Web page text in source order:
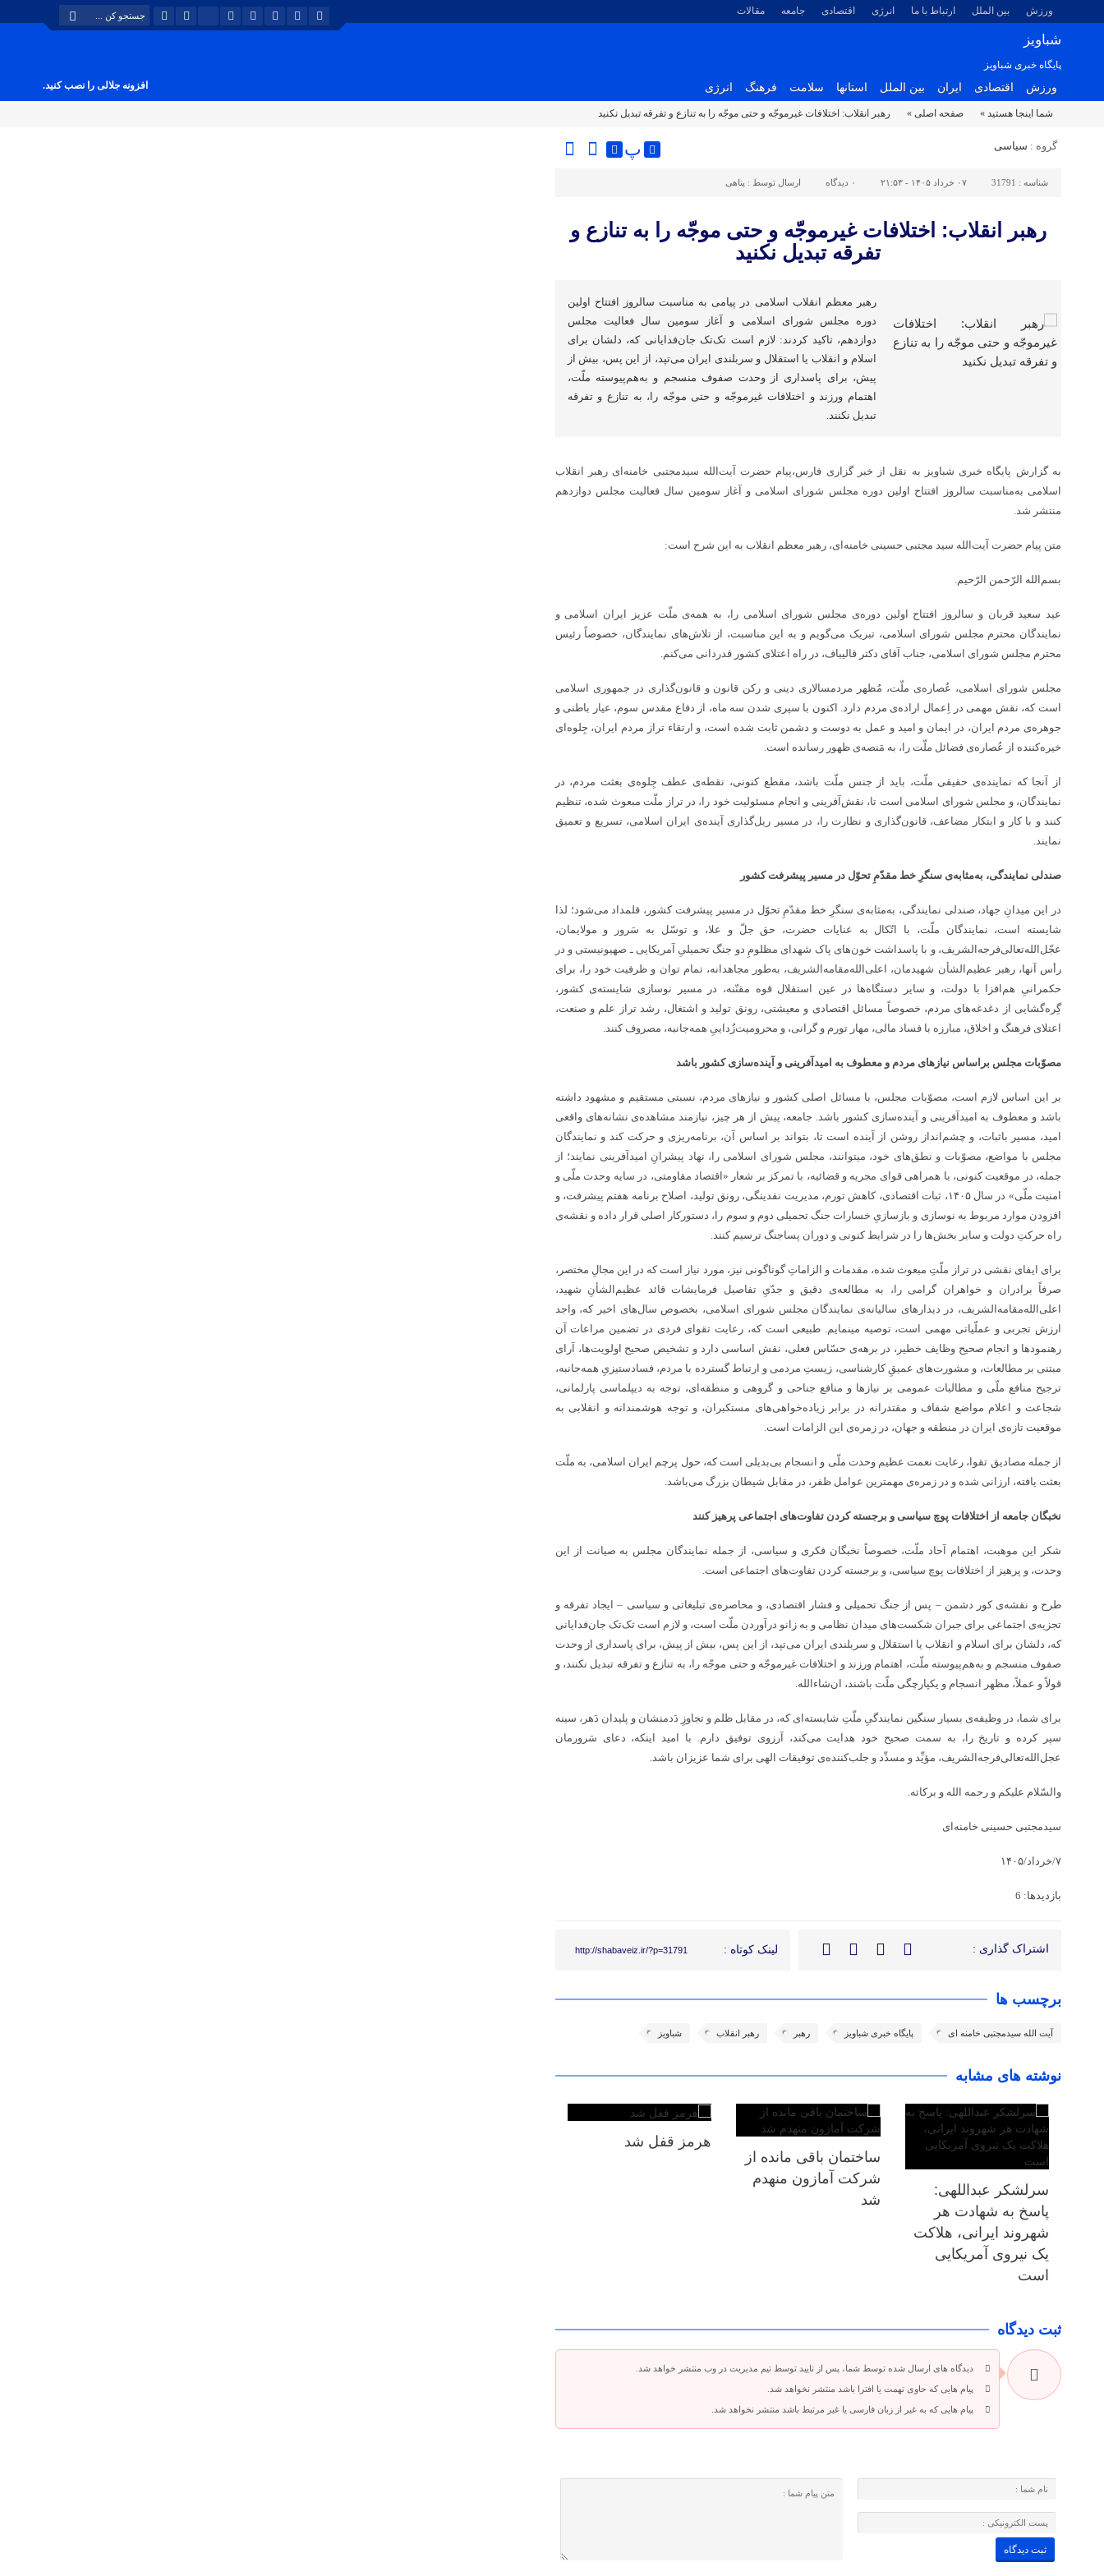
ورزش بین الملل ارتباط با ما انرژی اقتصادی جامعه مقالات
شباویز
پایگاه خبری شباویز
ورزش اقتصادی ایران بین الملل استانها سلامت فرهنگ انرژی افزونه جلالی را نصب کنید.
شما اینجا هستید » صفحه اصلی » رهبر انقلاب: اختلافات غیرموجّه و حتی موجّه را به تنازع و تفرقه تبدیل نکنید
گروه : سیاسی پ
شناسه : 31791 ۰۷ خرداد ۱۴۰۵ - ۲۱:۵۳ ۰ دیدگاه ارسال توسط : پناهی
رهبر انقلاب: اختلافات غیرموجّه و حتی موجّه را به تنازع و
تفرقه تبدیل نکنید
رهبر معظم انقلاب اسلامی در پیامی به مناسبت سالروز افتتاح اولین
دوره مجلس شورای اسلامی و آغاز سومین سال فعالیت مجلس
دوازدهم، تاکید کردند: لازم است تک‌تک جان‌فدایانی که، دلشان برای
اسلام و انقلاب یا استقلال و سربلندی ایران می‌تپد، از این پس، بیش از
پیش، برای پاسداری از وحدت صفوف منسجم و به‌هم‌پیوسته ملّت،
اهتمام ورزند و اختلافات غیرموجّه و حتی موجّه را، به تنازع و تفرقه
تبدیل نکنند.
به گزارش پایگاه خبری شباویز به نقل از خبر گزاری فارس،پیام حضرت آیت‌الله سیدمجتبی خامنه‌ای رهبر انقلاب
اسلامی به‌مناسبت سالروز افتتاح اولین دوره مجلس شورای اسلامی و آغاز سومین سال فعالیت مجلس دوازدهم
منتشر شد.
متن پیام حضرت آیت‌الله سید مجتبی حسینی خامنه‌ای، رهبر معظم انقلاب به این شرح است:
بسم‌الله الرّحمن الرّحیم.
عید سعید قربان و سالروز افتتاح اولین دوره‌ی مجلس شورای اسلامی را، به همه‌ی ملّت عزیز ایران اسلامی و
نمایندگان محترم مجلس شورای اسلامی، تبریک می‌گویم و به این مناسبت، از تلاش‌های نمایندگان، خصوصاً رئیس
محترم مجلس شورای اسلامی، جناب آقای دکتر قالیباف، در راه اعتلای کشور قدردانی می‌کنم.
مجلس شورای اسلامی، عُصاره‌ی ملّت، مُظهر مردمسالاری دینی و رکن قانون و قانون‌گذاری در جمهوری اسلامی
است که، نقش مهمی در اِعمال اراده‌ی مردم دارد. اکنون با سپری شدن سه ماه، از دفاع مقدس سوم، عیار باطنی و
جوهره‌ی مردم ایران، در ایمان و امید و عمل به دوست و دشمن ثابت شده است، و ارتقاء تراز مردم ایران، جِلوه‌ای
خیره‌کننده از عُصاره‌ی فضائل ملّت را، به مَنصه‌ی ظهور رسانده است.
از آنجا که نماینده‌ی حقیقی ملّت، باید از جنس ملّت باشد، مقطع کنونی، نقطه‌ی عطف جِلوه‌ی بعثت مردم، در
نمایندگان، و مجلس شورای اسلامی است تا، نقش‌آفرینی و انجام مسئولیت خود را، در تراز ملّت مبعوث شده، تنظیم
کنند و با کار و ابتکار مضاعف، قانون‌گذاری و نظارت را، در مسیر ریل‌گذاری آینده‌ی ایران اسلامی، تسریع و تعمیق
نمایند.
صندلی نمایندگی، به‌مثابه‌ی سنگرِ خط مقدّمِ تحوّل در مسیر پیشرفت کشور
در این میدانِ جهاد، صندلی نمایندگی، به‌مثابه‌ی سنگرِ خط مقدّمِ تحوّل در مسیر پیشرفت کشور، قلمداد می‌شود؛ لذا
شایسته است، نمایندگان ملّت، با اتّکال به عنایات حضرت، حق جلّ و علا، و توسّل به سَرور و مولایمان،
عجّل‌ا‌لله‌تعالی‌فرجه‌الشریف، و با پاسداشت خون‌های پاک شهدای مظلومِ دو جنگ تحمیلیِ آمریکایی ـ صهیونیستی و در
رأس آنها، رهبر عظیم‌الشأن شهیدمان، اعلی‌الله‌مقامه‌الشریف، به‌طور مجاهدانه، تمام توان و ظرفیت خود را، برای
حکمرانیِ هم‌افزا با دولت، و سایر دستگاه‌ها در عین استقلال قوه مقنّنه، در مسیر نوسازی شایسته‌ی کشور،
گِره‌گشایی از دغدغه‌های مردم، خصوصاً مسائل اقتصادی و معیشتی، رونق تولید و اشتغال، رشد تراز علم و صنعت،
اعتلای فرهنگ و اخلاق، مبارزه با فساد مالی، مهار تورم و گرانی، و محرومیت‌زُداییِ همه‌جانبه، مصروف کنند.
مصوّبات مجلس براساس نیازهای مردم و معطوف به امیدآفرینی و آینده‌سازی کشور باشد
بر این اساس لازم است، مصوّبات مجلس، با مسائل اصلی کشور و نیاز‌های مردم، نسبتی مستقیم و مشهود داشته
باشد و معطوف به امیدآفرینی و آینده‌سازی کشور باشد. جامعه، پیش از هر چیز، نیازمند مشاهده‌ی نشانه‌های واقعی
امید، مسیر باثبات، و چشم‌انداز روشن از آینده است تا، بتواند بر اساس آن، برنامه‌ریزی و حرکت کند و نمایندگان
مجلس با مواضع، مصوّبات و نطق‌های خود، میتوانند، مجلس شورای اسلامی را، نهاد پیشرانِ امیدآفرینی نمایند؛ از
جمله، در موقعیت کنونی، با همراهی قوای مجریه و قضائیه، با تمرکز بر شعار «اقتصاد مقاومتی، در سایه وحدت ملّی و
امنیت ملّی» در سال ۱۴۰۵، ثبات اقتصادی، کاهش تورم، مدیریت نقدینگی، رونق تولید، اصلاح برنامه هفتم پیشرفت، و
افزودن موارد مربوط به نوسازی و بازسازیِ خسارات جنگ تحمیلی دوم و سوم را، دستورکار اصلی قرار داده و نقشه‌ی
راه حرکتِ دولت و سایر بخش‌ها را در شرایط کنونی و دوران پساجنگ ترسیم کنند.
برای ایفای نقشی در تراز ملّتِ مبعوث شده، مقدمات و الزاماتِ گوناگونی نیز، مورد نیاز است که در این مجالِ مختصر،
صرفاً برادران و خواهران گرامی را، به مطالعه‌ی دقیق و جدّیِ تفاصیل فرمایشات قائد عظیم‌الشأنِ شهید،
اعلی‌الله‌مقامه‌الشریف، در دیدار‌های سالیانه‌ی نمایندگان مجلس شورای اسلامی، بخصوص سال‌های اخیر که، واجد
ارزش تجربی و عملّیاتی مهمی است، توصیه مینمایم. طبیعی است که، رعایت تقوای فردی در تضمین مراعات آن
رهنمود‌ها و انجام صحیح وظایف خطیر، در برهه‌ی حسّاس فعلی، نقش اساسی دارد و تشخیص صحیح اولویت‌ها، آرای
مبتنی بر مطالعات، و مشورت‌های عمیقِ کارشناسی، زیست‌ِ مردمی و ارتباط گسترده با مردم، فسادستیزیِ همه‌جانبه،
ترجیح منافع ملّی و مطالبات عمومی بر نیاز‌ها و منافع جناحی و گروهی و منطقه‌ای، توجه به دیپلماسی پارلمانی،
شجاعت و اعلام مواضع شفاف و مقتدرانه در برابر زیاده‌خواهی‌های مستکبران، و توجه هوشمندانه و انقلابی به
موقعیت تازه‌ی ایران در منطقه و جهان، در زمره‌ی این الزامات است.
از جمله مصادیق تقوا، رعایت نعمت عظیم وحدت ملّی و انسجام بی‌بدیلی است که، حول پرچم ایران اسلامی، به ملّت
بعثت یافته، ارزانی شده و در زمره‌ی مهمترین عوامل ظفر، در مقابل شیطان بزرگ می‌باشد.
نخبگان جامعه از اختلافات پوچ سیاسی و برجسته کردن تفاوت‌های اجتماعی پرهیز کنند
شکر این موهبت، اهتمام آحاد ملّت، خصوصاً نخبگان فکری و سیاسی، از جمله نمایندگان مجلس به صیانت از این
وحدت، و پرهیز از اختلافات پوچ سیاسی، و برجسته کردن تفاوت‌های اجتماعی است.
طرح و نقشه‌ی کور دشمن – پس از جنگ تحمیلی و فشار اقتصادی، و محاصره‌ی تبلیغاتی و سیاسی – ایجاد تفرقه و
تجزیه‌ی اجتماعی برای جبران شکست‌های میدان نظامی و به زانو درآوردن ملّت است، و لازم است تک‌تک جان‌فدایانی
که، دلشان برای اسلام و انقلاب یا استقلال و سربلندی ایران می‌تپد، از این پس، بیش از پیش، برای پاسداری از وحدت
صفوف منسجم و به‌هم‌پیوسته ملّت، اهتمام ورزند و اختلافات غیرموجّه و حتی موجّه را، به تنازع و تفرقه تبدیل نکنند، و
قولاً و عملاً، مظهر انسجام و یکپارچگی ملّت باشند، ان‌شاءالله.
برای شما، در وظیفه‌ی بسیار سنگین نمایندگیِ ملّتِ شایسته‌ای که، در مقابل ظلم و تجاوزِ دَدمنشان و پلیدان دَهر، سینه
سپر کرده و تاریخ را، به سمت صحیح خود هدایت می‌کند، آرزوی توفیق دارم. با امید اینکه، دعای سَرورمان
عجل‌الله‌تعالی‌فرجه‌الشریف، مؤیِّد و مسدِّد و جلب‌کننده‌ی توفیقات الهی برای شما عزیزان باشد.
والسّلام علیکم و رحمه الله و برکاته.
سیدمجتبی حسینی خامنه‌ای
۷/خرداد/۱۴۰۵
بازدیدها: 6
اشتراک گذاری : لینک کوتاه : http://shabaveiz.ir/?p=31791
برچسب ها
آیت الله سیدمجتبی خامنه ای پایگاه خبری شباویز رهبر رهبر انقلاب شباویز
نوشته های مشابه
سرلشکر عبداللهی:
پاسخ به شهادت هر
شهروند ایرانی، هلاکت
یک نیروی آمریکایی
است
ساختمان باقی مانده از
شرکت آمازون منهدم
شد
هرمز قفل شد
ثبت دیدگاه
دیدگاه های ارسال شده توسط شما، پس از تایید توسط تیم مدیریت در وب منتشر خواهد شد.
پیام هایی که حاوی تهمت یا افترا باشد منتشر نخواهد شد.
پیام هایی که به غیر از زبان فارسی یا غیر مرتبط باشد منتشر نخواهد شد.